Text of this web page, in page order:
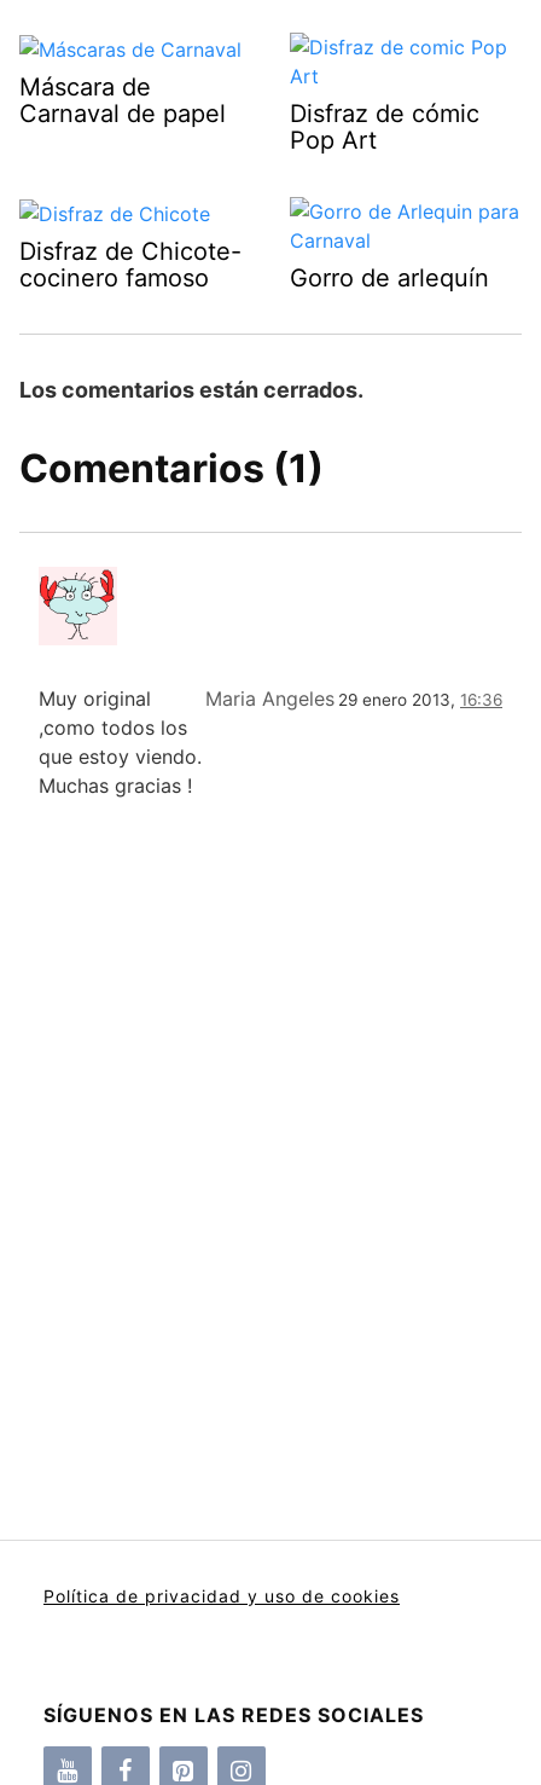
Máscara de
Carnaval de papel
Disfraz de cómic
Pop Art
Disfraz de Chicote-
cocinero famoso
Gorro de arlequín
Los comentarios están cerrados.
Comentarios (1)
Maria Angeles 29 enero 2013, 16:36
Muy original
,como todos los
que estoy viendo.
Muchas gracias !
Política de privacidad y uso de cookies
SÍGUENOS EN LAS REDES SOCIALES